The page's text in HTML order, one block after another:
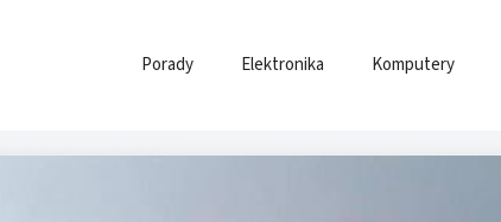
Porady Elektronika Komputery